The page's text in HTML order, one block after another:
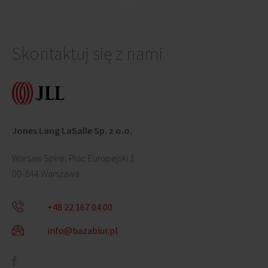
Skontaktuj się z nami
Jones Lang LaSalle Sp. z o.o.
Warsaw Spire, Plac Europejski 1
00-844 Warszawa
+48 22 167 04 00
info@bazabiur.pl